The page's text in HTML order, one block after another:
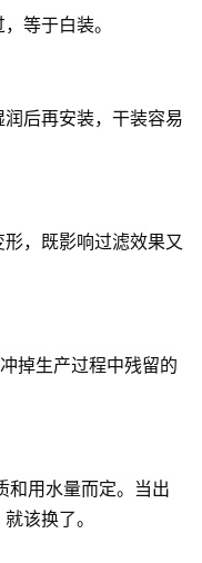
等于白装。
后再安装，干装容易
，既影响过滤效果又
掉生产过程中残留的
和用水量而定。当出
该换了。